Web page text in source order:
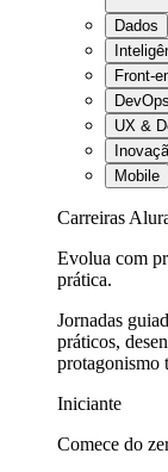
Dados
Front-
UX &
Mobile
Carreiras
Evolua com
prática.
Jornadas
práticos,
protagonismo
Iniciante
Comece do